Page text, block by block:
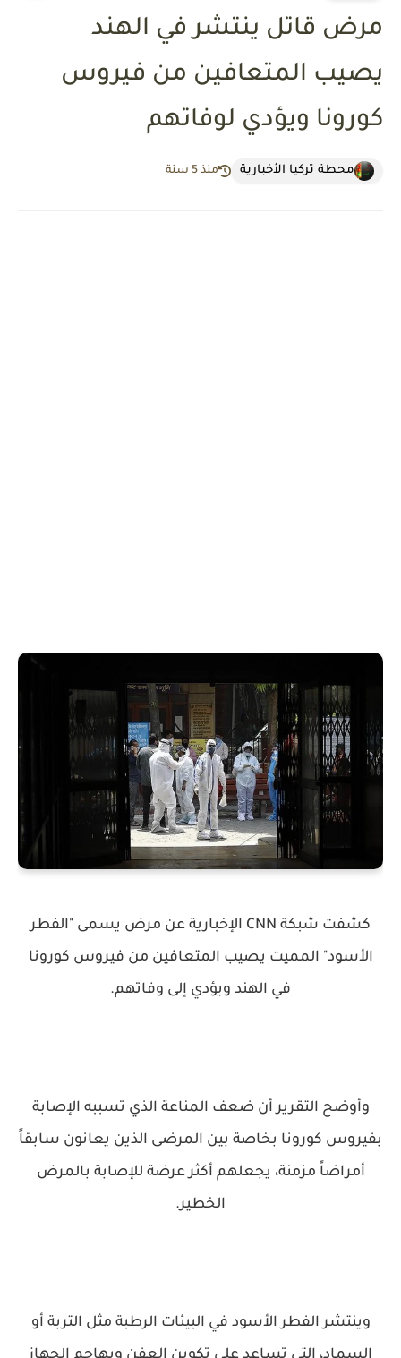
مرض قاتل ينتشر في الهند
يصيب المتعافين من فيروس
كورونا ويؤدي لوفاتهم
محطة تركيا الأخبارية منذ 5 سنة
كشفت شبكة CNN الإخبارية عن مرض يسمى "الفطر
الأسود" المميت يصيب المتعافين من فيروس كورونا
في الهند ويؤدي إلى وفاتهم.
وأوضح التقرير أن ضعف المناعة الذي تسببه الإصابة
بفيروس كورونا بخاصة بين المرضى الذين يعانون سابقاً
أمراضاً مزمنة، يجعلهم أكثر عرضة للإصابة بالمرض
الخطير.
وينتشر الفطر الأسود في البيئات الرطبة مثل التربة أو